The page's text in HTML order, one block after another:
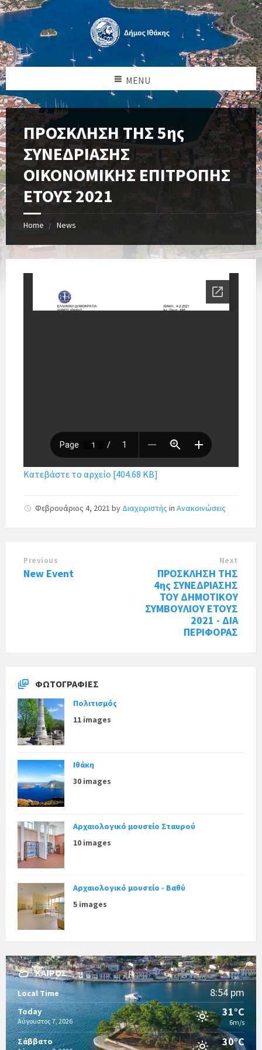
MENU
ΠΡΟΣΚΛΗΣΗ ΤΗΣ 5ης
ΣΥΝΕΔΡΙΑΣΗΣ
ΟΙΚΟΝΟΜΙΚΗΣ ΕΠΙΤΡΟΠΗΣ
ΕΤΟΥΣ 2021
Home News
Κατεβάστε το αρχείο [404.68 KB]
Φεβρουάριος 4, 2021 by Διαχειριστής in Ανακοινώσεις
Previous
New Event
Next
ΠΡΟΣΚΛΗΣΗ ΤΗΣ
4ης ΣΥΝΕΔΡΙΑΣΗΣ
ΤΟΥ ΔΗΜΟΤΙΚΟΥ
ΣΥΜΒΟΥΛΙΟΥ ΕΤΟΥΣ
2021 - ΔΙΑ
ΠΕΡΙΦΟΡΑΣ
ΦΩΤΟΓΡΑΦΊΕΣ
Πολιτισμός
11 images
Ιθάκη
30 images
Αρχαιολογικό μουσείο Σταυρού
10 images
Αρχαιολογικό μουσείο - Βαθύ
5 images
ΚΑΙΡΌΣ
Local Time 8:54 pm
Today
Αύγουστος 7, 2026
31°C
6m/s
Σάββατο 30°C